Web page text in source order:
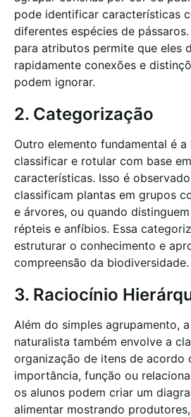
pode identificar características
diferentes espécies de
para atributos permite que eles
rapidamente conexões e
podem ignorar.
2. Categorização
Outro elemento fundamental é
classificar e rotular com base
características. Isso é
classificam plantas em grupos
e árvores, ou quando
répteis e anfíbios. Essa
estruturar o conhecimento e
compreensão da biodiversidade.
3. Raciocínio
Além do simples agrupamento,
naturalista também envolve a
organização de itens de acordo
importância, função ou
os alunos podem criar um
alimentar mostrando